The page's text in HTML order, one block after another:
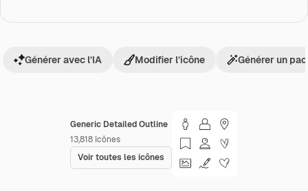
Generic Detailed Outline
13,818 Icônes
Voir toutes les icônes
Générer avec l’IA Modifier l’icône Générer un